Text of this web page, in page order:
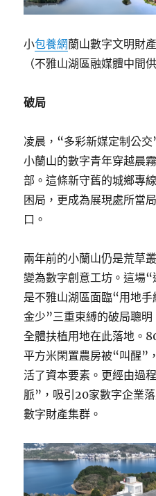
小包養網蘭山數字文明財
（不雅山湖區融媒體中間供
破局
凌晨，“多彩新媒定制公
小蘭山的數字青年穿越晨
部。這條新守舊的城鄉專
困局，更成為展現處所當
口。
兩年前的小蘭山仍是荒草
變為數字創意工坊。這場“
是不雅山湖區面臨“用地
金少”三重束縛的破局聰
全體扶植用地在此落地。
平方米閑置農房被“叫醒”
活了資本要素。更經由過
脈”，吸引20家數字企業
數字財產集群。